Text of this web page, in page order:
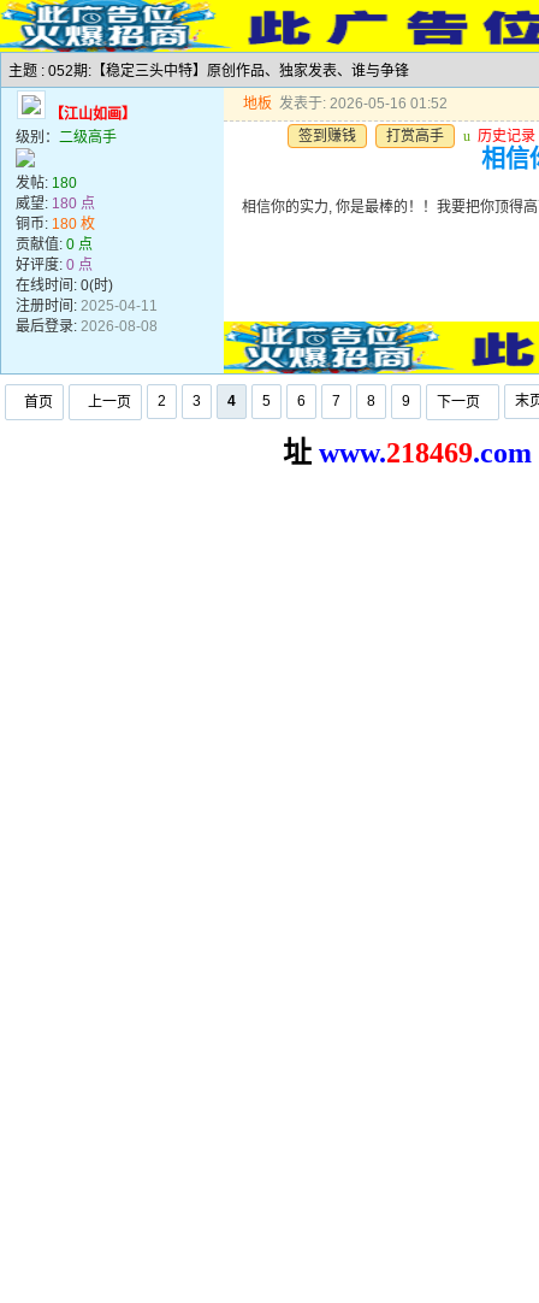
主题 : 052期:【稳定三头中特】原创作品、独家发表、谁与争锋
【江山如画】
级别： 二级高手
发帖: 180
威望: 180 点
铜币: 180 枚
贡献值: 0 点
好评度: 0 点
在线时间: 0(时)
注册时间: 2025-04-11
最后登录: 2026-08-08
地板 发表于: 2026-05-16 01:52
签到赚钱
打赏高手 u 历史记录
相信
相信你的实力, 你是最棒的！！我要把你顶得
首页 上一页 2 3 4 5 6 7 8 9 下一页 末
址 www.218469.com